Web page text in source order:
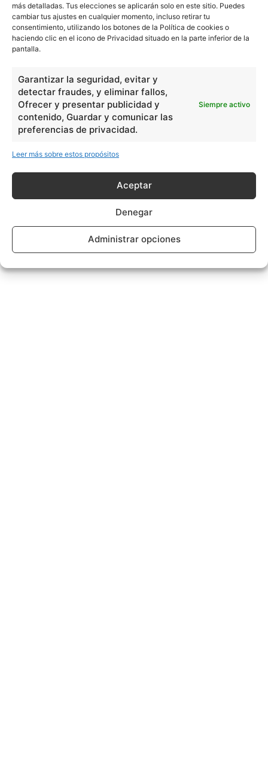
más detalladas. Tus elecciones se aplicarán solo en este sitio. Puedes
cambiar tus ajustes en cualquier momento, incluso retirar tu
consentimiento, utilizando los botones de la Política de cookies o
haciendo clic en el icono de Privacidad situado en la parte inferior de la
pantalla.
Garantizar la seguridad, evitar y
detectar fraudes, y eliminar fallos,
Ofrecer y presentar publicidad y
contenido, Guardar y comunicar las
preferencias de privacidad.
Siempre activo
Leer más sobre estos propósitos
Aceptar
Denegar
Administrar opciones